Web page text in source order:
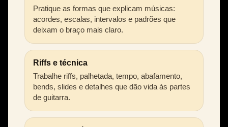
Pratique as formas que explicam músicas:
acordes, escalas, intervalos e padrões que
deixam o braço mais claro.
Riffs e técnica
Trabalhe riffs, palhetada, tempo, abafamento,
bends, slides e detalhes que dão vida às partes
de guitarra.